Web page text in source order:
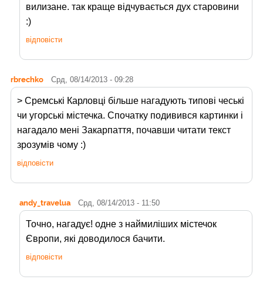
вилизане. так краще відчувається дух старовини
:)
відповісти
rbrechko Срд, 08/14/2013 - 09:28
> Сремські Карловці більше нагадують типові чеські
чи угорські містечка. Спочатку подивився картинки і
нагадало мені Закарпаття, почавши читати текст
зрозумів чому :)
відповісти
andy_travelua Срд, 08/14/2013 - 11:50
Точно, нагадує! одне з наймиліших містечок
Європи, які доводилося бачити.
відповісти